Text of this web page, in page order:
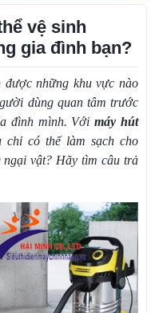
vệ sinh
gia đình bạn?
được những khu vực nào
dùng quan tâm trước
đình mình. Vớimáy hút
chỉ có thể làm sạch cho
vật? Hãy tìm câu trả